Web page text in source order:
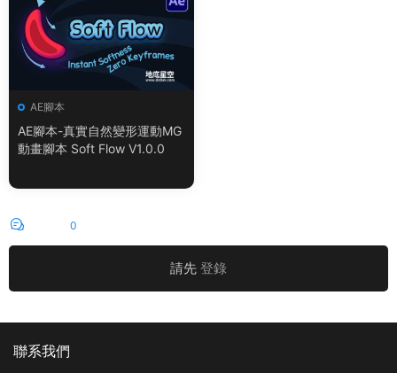
AE腳本
AE腳本-真實自然變形運動MG
動畫腳本 Soft Flow V1.0.0
0
請先 登錄
聯系我們